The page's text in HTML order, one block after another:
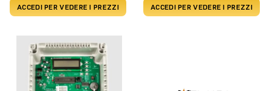
ACCEDI PER VEDERE I PREZZI ACCEDI PER VEDERE I PREZZI